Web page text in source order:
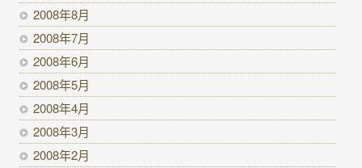
2008年8月
2008年7月
2008年6月
2008年5月
2008年4月
2008年3月
2008年2月